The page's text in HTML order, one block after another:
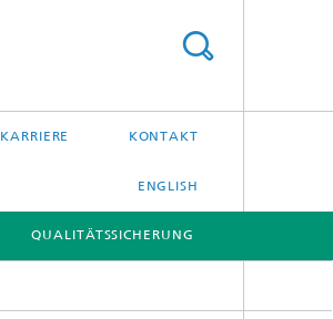
KARRIERE KONTAKT
ENGLISH
QUALITÄTSSICHERUNG